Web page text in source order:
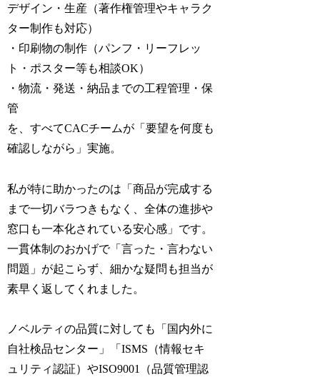
デザイン・生産（著作権管理やキャラク
ター制作も対応）
・印刷物の制作（パンフ・リーフレッ
ト・ポスター等も相談OK）
・物流・発送・納品までの工程管理・保
管
を、すべてCACチームが「要望を何度も
確認しながら」実施。
私が特に助かったのは「商品が完成する
まで一切バラつきもなく、全体の進捗や
窓口も一本化されている安心感」です。
一貫体制のおかげで「言った・言わない
問題」が起こらず、細かな疑問も担当が
素早く返してくれました。
ノベルティの品質に対しても「国内外に
自社検品センター」「ISMS（情報セキ
ュリティ認証）やISO9001（品質管理認